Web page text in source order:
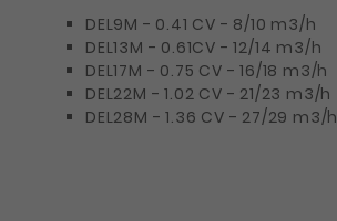
DEL9M - 0.41 CV - 8/10 m3/h
DEL13M - 0.61CV - 12/14 m3/h
DEL17M - 0.75 CV - 16/18 m3/h
DEL22M - 1.02 CV - 21/23 m3/h
DEL28M - 1.36 CV - 27/29 m3/h